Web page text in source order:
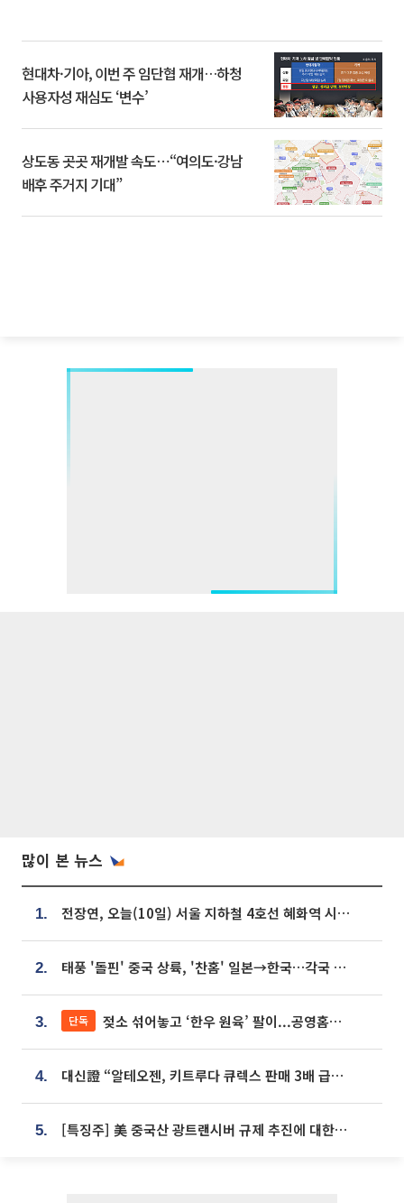
현대차·기아, 이번 주 임단협 재개…하청
사용자성 재심도 ‘변수’
상도동 곳곳 재개발 속도⋯“여의도·강남
배후 주거지 기대”
많이 본 뉴스
1. 전장연, 오늘(10일) 서울 지하철 4호선 혜화역 시위…1호선 용산역 무정차
2. 태풍 '돌핀' 중국 상륙, '찬홈' 일본→한국…각국 기상청 예상 경로는?
3. 단독 젖소 섞어놓고 ‘한우 원육’ 팔이...공영홈쇼핑 표기·검증 구멍
4. 대신證 “알테오젠, 키트루다 큐렉스 판매 3배 급증…목표가 41만원 상향”
5. [특징주] 美 중국산 광트랜시버 규제 추진에 대한광통신 등 광통신株 강세